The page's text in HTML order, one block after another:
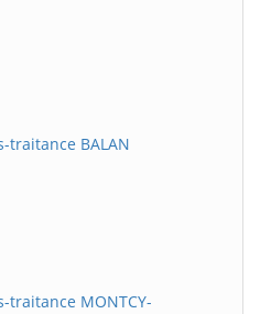
traitance BALAN
traitance MONTCY-